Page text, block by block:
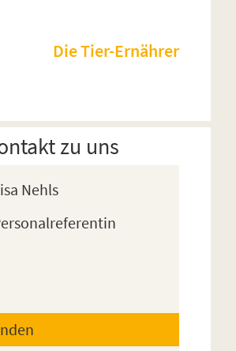
Die Tier-Ernährer
zu uns
Nehls